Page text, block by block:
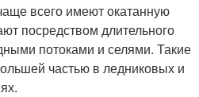
всего имеют окатанную
посредством длительного
потоками и селями. Такие
частью в ледниковых и